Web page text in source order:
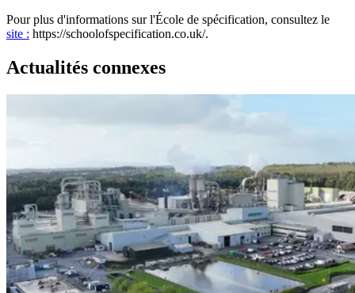
Pour plus d'informations sur l'École de spécification, consultez le
site : https://schoolofspecification.co.uk/.
Actualités connexes